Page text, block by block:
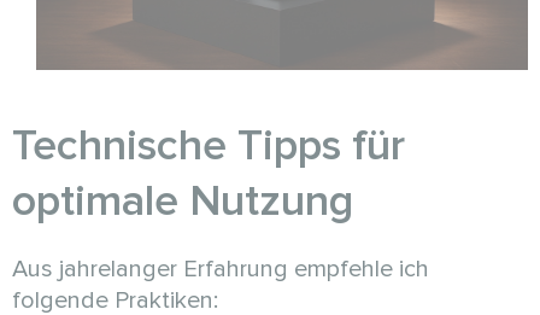
Technische Tipps für
optimale Nutzung
Aus jahrelanger Erfahrung empfehle ich
folgende Praktiken: